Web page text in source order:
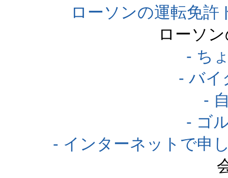
ローソンの運転免
ローソ
- ち
- バイ
-
- ゴ
- インターネットで申